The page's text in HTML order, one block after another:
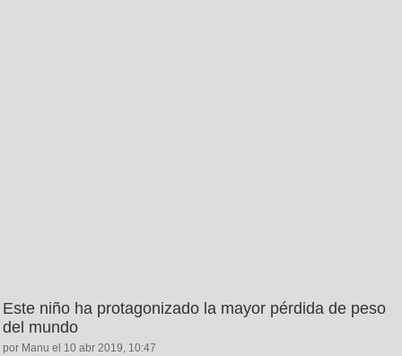
Este niño ha protagonizado la mayor pérdida de peso
del mundo
por Manu el 10 abr 2019, 10:47